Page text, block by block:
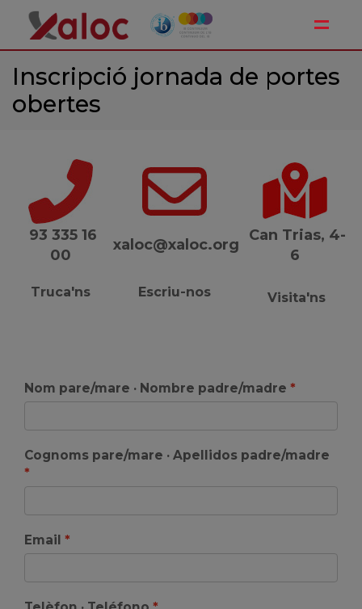
Inscripció jornada de portes
obertes
93 335 16
00
xaloc@xaloc.org
Can Trias, 4-
6
Truca'ns Escriu-nos Visita'ns
Nom pare/mare · Nombre padre/madre
Cognoms pare/mare · Apellidos padre/madre
Email